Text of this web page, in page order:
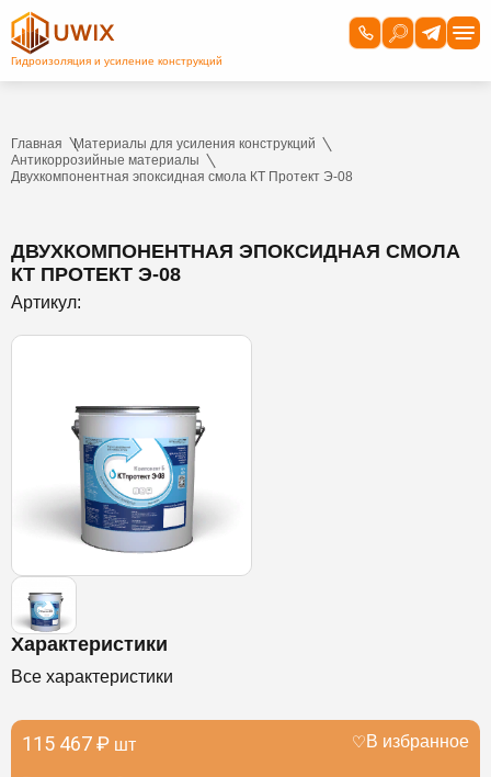
Главная
Материалы для усиления конструкций
Антикоррозийные материалы
Двухкомпонентная эпоксидная смола КТ Протект Э-08
ДВУХКОМПОНЕНТНАЯ ЭПОКСИДНАЯ СМОЛА
КТ ПРОТЕКТ Э-08
Артикул:
Характеристики
Все характеристики
115 467 ₽ шт В избранное